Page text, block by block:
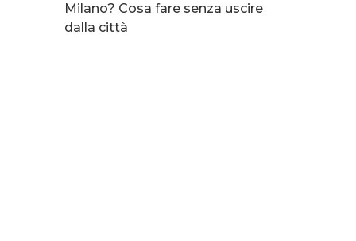
Milano? Cosa fare senza uscire
dalla città